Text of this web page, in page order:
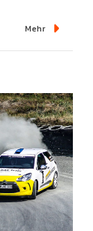
Mehr